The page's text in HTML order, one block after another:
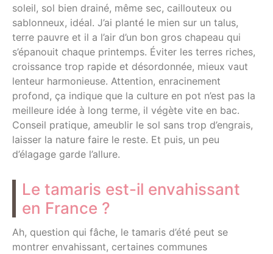
soleil, sol bien drainé, même sec, caillouteux ou
sablonneux, idéal. J’ai planté le mien sur un talus,
terre pauvre et il a l’air d’un bon gros chapeau qui
s’épanouit chaque printemps. Éviter les terres riches,
croissance trop rapide et désordonnée, mieux vaut
lenteur harmonieuse. Attention, enracinement
profond, ça indique que la culture en pot n’est pas la
meilleure idée à long terme, il végète vite en bac.
Conseil pratique, ameublir le sol sans trop d’engrais,
laisser la nature faire le reste. Et puis, un peu
d’élagage garde l’allure.
Le tamaris est-il envahissant
en France ?
Ah, question qui fâche, le tamaris d’été peut se
montrer envahissant, certaines communes